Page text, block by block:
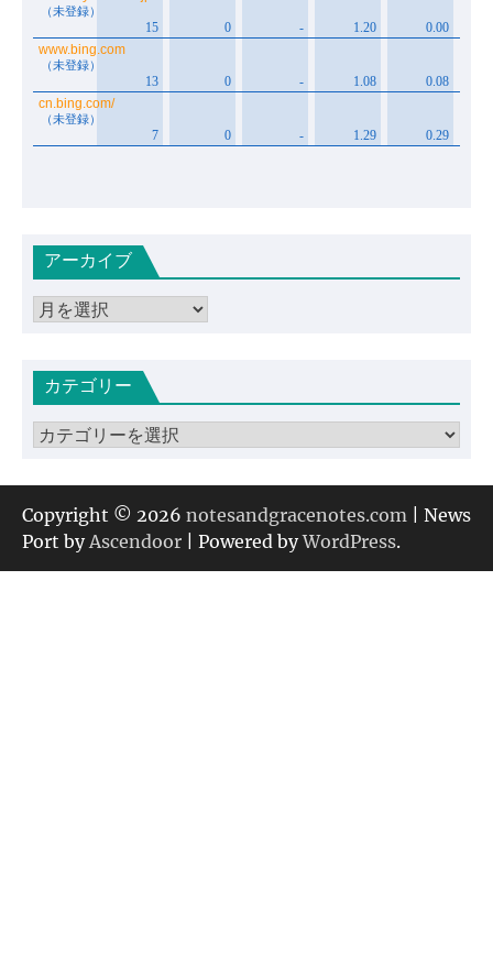
アーカイブ
ア
イカテゴリー
カ
ゴ
リ
ー
Copyright © 2026 notesandgracenotes.com | News
Port byAscendoor | Powered byWordPress.